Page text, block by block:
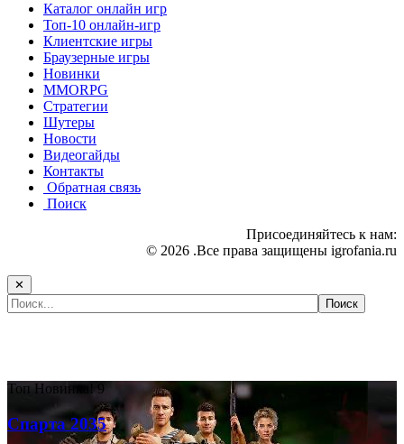
Каталог онлайн игр
Топ-10 онлайн-игр
Клиентские игры
Браузерные игры
Новинки
MMORPG
Стратегии
Шутеры
Новости
Видеогайды
Контакты
Обратная связь
Поиск
Присоединяйтесь к нам:
© 2026 .Все права защищены igrofania.ru
✕
Топ Новинка! 9
Спарта 2035